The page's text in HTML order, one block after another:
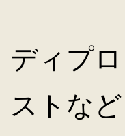
ツ
へ
ディプ
ストな